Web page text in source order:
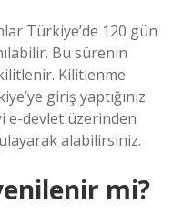
Türkiye’de 120 gün
Bu sürenin
Kilitlenme
giriş yaptığınız
e-devlet üzerinden
alabilirsiniz.
mi?